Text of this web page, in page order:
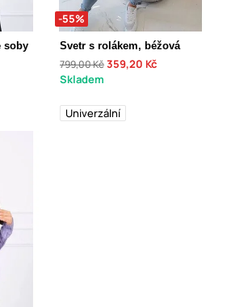
soby
-55%
Svetr s rolákem, béžová
799,00 Kč359,20 Kč
Skladem
Univerzální